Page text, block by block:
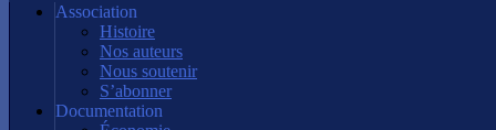
Association
Histoire
Nos auteurs
Nous soutenir
S’abonner
Documentation